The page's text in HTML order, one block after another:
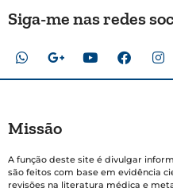
Siga-me nas redes
Missão
A função deste site é divulgar
são feitos com base em evidência
revisões na literatura médica e